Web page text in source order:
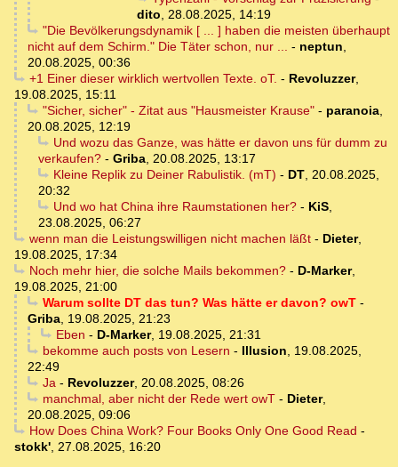
dito, 28.08.2025, 14:19
"Die Bevölkerungsdynamik [ ... ] haben die meisten überhaupt
nicht auf dem Schirm." Die Täter schon, nur ... - neptun,
20.08.2025, 00:36
+1 Einer dieser wirklich wertvollen Texte. oT. - Revoluzzer,
19.08.2025, 15:11
"Sicher, sicher" - Zitat aus "Hausmeister Krause"- paranoia,
20.08.2025, 12:19
Und wozu das Ganze, was hätte er davon uns für dumm zu
verkaufen? - Griba, 20.08.2025, 13:17
Kleine Replik zu Deiner Rabulistik. (mT) - DT, 20.08.2025,
20:32
Und wo hat China ihre Raumstationen her?- KiS,
23.08.2025, 06:27
wenn man die Leistungswilligen nicht machen läßt- Dieter,
19.08.2025, 17:34
Noch mehr hier, die solche Mails bekommen?- D-Marker,
19.08.2025, 21:00
Warum sollte DT das tun? Was hätte er davon? owT-
Griba, 19.08.2025, 21:23
Eben - D-Marker, 19.08.2025, 21:31
bekomme auch posts von Lesern - Illusion, 19.08.2025,
22:49
Ja- Revoluzzer, 20.08.2025, 08:26
manchmal, aber nicht der Rede wert owT- Dieter,
20.08.2025, 09:06
How Does China Work? Four Books Only One Good Read -
stokk', 27.08.2025, 16:20